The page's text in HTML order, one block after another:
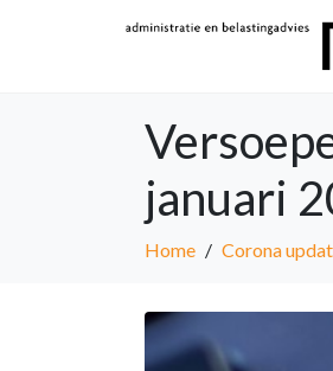
januari
Home Corona